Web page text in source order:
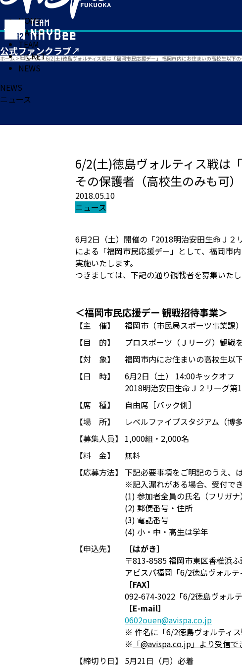
HOME
MATCH
TEAM
TICKET
NEWS
ホーム > ニュース> 6/2(土)徳島ヴォルティス戦は「福岡市民応援デー」 福岡市内にお住まいの高校生以下
NEWS
ニュース
6/2(土)徳島ヴォルティス戦は
その保護者（高校生のみも可
2018.05.10
ニュース
6月2日（土）開催の「2018明治安田生命Ｊ
による「福岡市民応援デー」として、福岡市
実施いたします。
つきましては、下記の通り観戦者を募集いた
＜福岡市民応援デー 観戦招待事業＞
【主 催】
福岡市（市民局スポーツ事業課）
【目 的】
プロスポーツ（Ｊリーグ）観戦
【対 象】
福岡市内にお住まいの高校生以
【日 時】
6月2日（土） 14:00キックオフ
2018明治安田生命Ｊ２リーグ第
【席 種】
自由席［バック側］
【場 所】
レベルファイブスタジアム（博
【募集人員】
1,000組・2,000名
【料 金】
無料
【応募方法】 下記必要事項をご明記のうえ、
※記入漏れがある場合、受付で
(1) 参加者全員の氏名（フリガ
(2) 郵便番号・住所
(3) 電話番号
(4) 小・中・高生は学年
【申込先】
［はがき］
〒813-8585 福岡市東区香椎浜
アビスパ福岡「6/2徳島ヴォル
［FAX］
092-674-3022「6/2徳島ヴォル
［E-mail］
0602ouen@avispa.co.jp
※ 件名に「6/2徳島ヴォルティス
※ 「@avispa.co.jp」より受信
【締切り日】
5月21日（月）必着